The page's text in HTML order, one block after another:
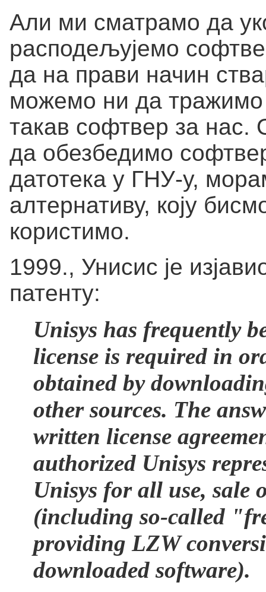
Али ми сматрамо да
расподељујемо
да на прави начин
можемо ни да тражимо
такав софтвер за
да обезбедимо
датотека у ГНУ-у,
алтернативу, коју
користимо.
1999., Унисис је
патенту:
Unisys has frequently
license is required in
obtained by
other sources. The
written license
authorized Unisys
Unisys for all use, sale
(including so-called
providing LZW
downloaded software).